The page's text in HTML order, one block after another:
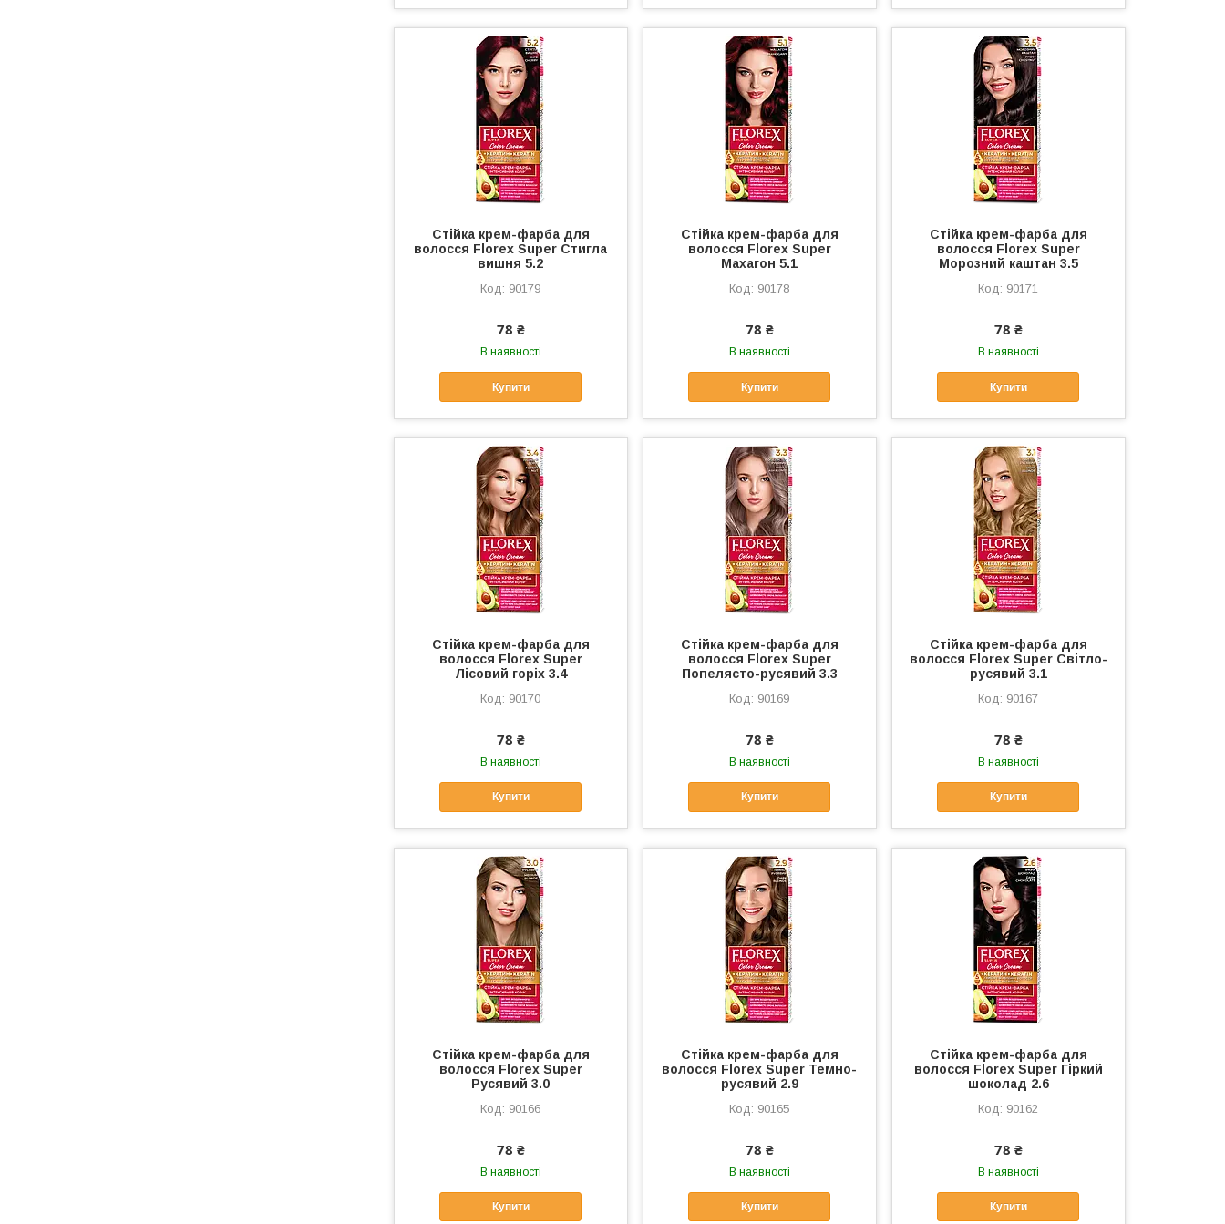
Стійка крем-фарба для
волосся Florex Super Стигла
вишня 5.2
90179
78 ₴
В наявності
Купити
Стійка крем-фарба для
волосся Florex Super
Махагон 5.1
90178
78 ₴
В наявності
Купити
Стійка крем-фарба для
волосся Florex Super
Морозний каштан 3.5
90171
78 ₴
В наявності
Купити
Стійка крем-фарба для
волосся Florex Super
Лісовий горіх 3.4
90170
78 ₴
В наявності
Купити
Стійка крем-фарба для
волосся Florex Super
Попелясто-русявий 3.3
90169
78 ₴
В наявності
Купити
Стійка крем-фарба для
волосся Florex Super Світло-
русявий 3.1
90167
78 ₴
В наявності
Купити
Стійка крем-фарба для
волосся Florex Super
Русявий 3.0
90166
78 ₴
В наявності
Купити
Стійка крем-фарба для
волосся Florex Super Темно-
русявий 2.9
90165
78 ₴
В наявності
Купити
Стійка крем-фарба для
волосся Florex Super Гіркий
шоколад 2.6
90162
78 ₴
В наявності
Купити